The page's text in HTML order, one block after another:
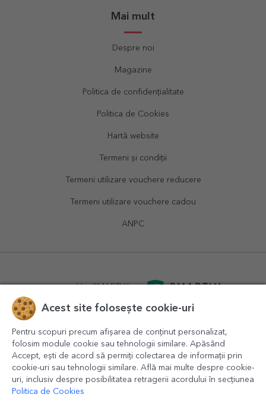
Mai mult
Despre noi
Magazine
Politica de confidențialitate
Politica de Cookies
Hartă website
Termeni și condiții
Termeni utilizare vouchere reducere
Termeni utilizare vouchere cadou
ANPC
powered bySMARTLY.ro
Acest site folosește cookie-uri
Pentru scopuri precum afișarea de conținut personalizat,
folosim module cookie sau tehnologii similare. Apăsând
Accept, ești de acord să permiți colectarea de informații prin
cookie-uri sau tehnologii similare. Află mai multe despre cookie-
uri, inclusiv despre posibilitatea retragerii acordului în secțiunea
Politica de Cookies